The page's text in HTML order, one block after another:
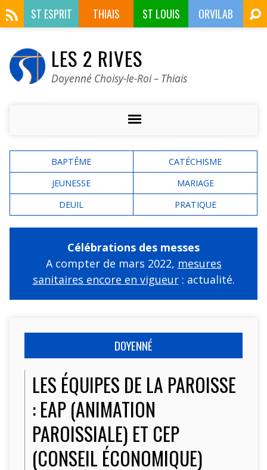
ST ESPRIT THIAIS ST LOUIS ORVILAB
LES 2 RIVES
Doyenné Choisy-le-Roi – Thiais
BAPTÊME
CATÉCHISME
JEUNESSE
MARIAGE
DEUIL
PRATIQUE
Célébrations des messes
A compter de mars 2022, mesures
sanitaires encore en vigueur: actualité.
DOYENNÉ
LES ÉQUIPES DE LA PAROISSE
: EAP (ANIMATION
PAROISSIALE) ET CEP
(CONSEIL ÉCONOMIQUE)